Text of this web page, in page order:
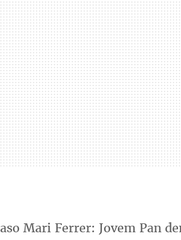
aso Mari Ferrer: Jovem Pan